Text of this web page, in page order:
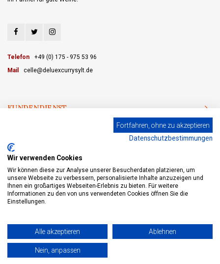
+
-
ZUM WARENKORB HINZUFÜGEN
Telefon
+49 (0) 175 - 975 53 96
Mail
celle@deluexcurrysylt.de
KUNDENDIENST
MEIN KONTO
© Copyright 2026 eWine - Weinhandel und Online Weinversand - Powered by
Fortfahren, ohne zu akzeptieren
Datenschutzbestimmungen
Wir verwenden Cookies
Wir können diese zur Analyse unserer Besucherdaten platzieren, um
unsere Webseite zu verbessern, personalisierte Inhalte anzuzeigen und
Ihnen ein großartiges Webseiten-Erlebnis zu bieten. Für weitere
Informationen zu den von uns verwendeten Cookies öffnen Sie die
Einstellungen.
Alle akzeptieren Ablehnen
Nein, anpassen